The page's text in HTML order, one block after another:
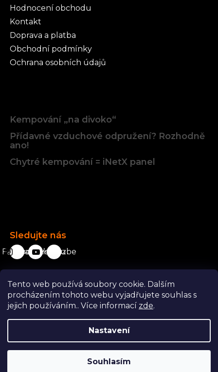
Tento web používá soubory cookie. Dalším
procházením tohoto webu vyjadřujete souhlas s
jejich používáním.. Více informací zde.
Nastavení
Souhlasím
Hodnocení obchodu
Kontakt
Doprava a platba
Obchodní podmínky
Ochrana osobních údajů
Kempování „na divoko“
Přídavné vzduchové odpružení? Rozhodně
ano!
Chytré kempování = iNetX panel
Sledujte nás
Facebook
karavanista.cz
YouTube
Odstoupit od smlouvy
Karavanista.cz . Všechna práva vyhrazena.